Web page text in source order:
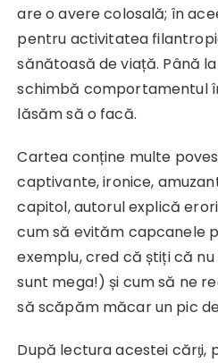
are o avere colosală; în
pentru activitatea
sănătoasă de viață. Până
schimbă comportamentul
lăsăm să o facă.
Cartea conține multe
captivante, ironice,
capitol, autorul explică
cum să evităm capcanele
exemplu, cred că știți că
sunt mega!) și cum să ne
să scăpăm măcar un pic
După lectura acestei cărƫi,